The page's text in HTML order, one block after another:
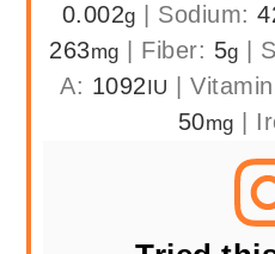
0.002g Sodium:
263mg Fiber: 5g
A: 1092 IU |
50mg